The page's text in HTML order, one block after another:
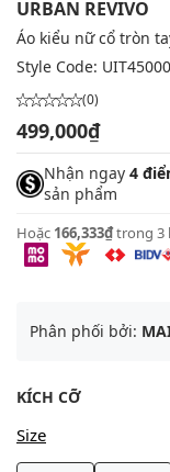
URBAN REVIVO
Áo kiểu nữ cổ tròn
Style Code:
(0)
499,000₫
Nhận ngay 4
sản phẩm
Hoặc 166,333₫trong 3
Phân phối bởi:
KÍCH CỠ
Size